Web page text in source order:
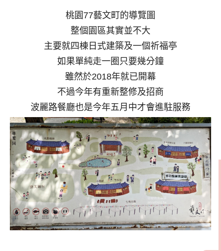
桃園77藝文町的導覽圖
整個園區其實並不大
主要就四棟日式建築及一個祈福亭
如果單純走一圈只要幾分鐘
雖然於2018年就已開幕
不過今年有重新整修及招商
波麗路餐廳也是今年五月中才會進駐服務